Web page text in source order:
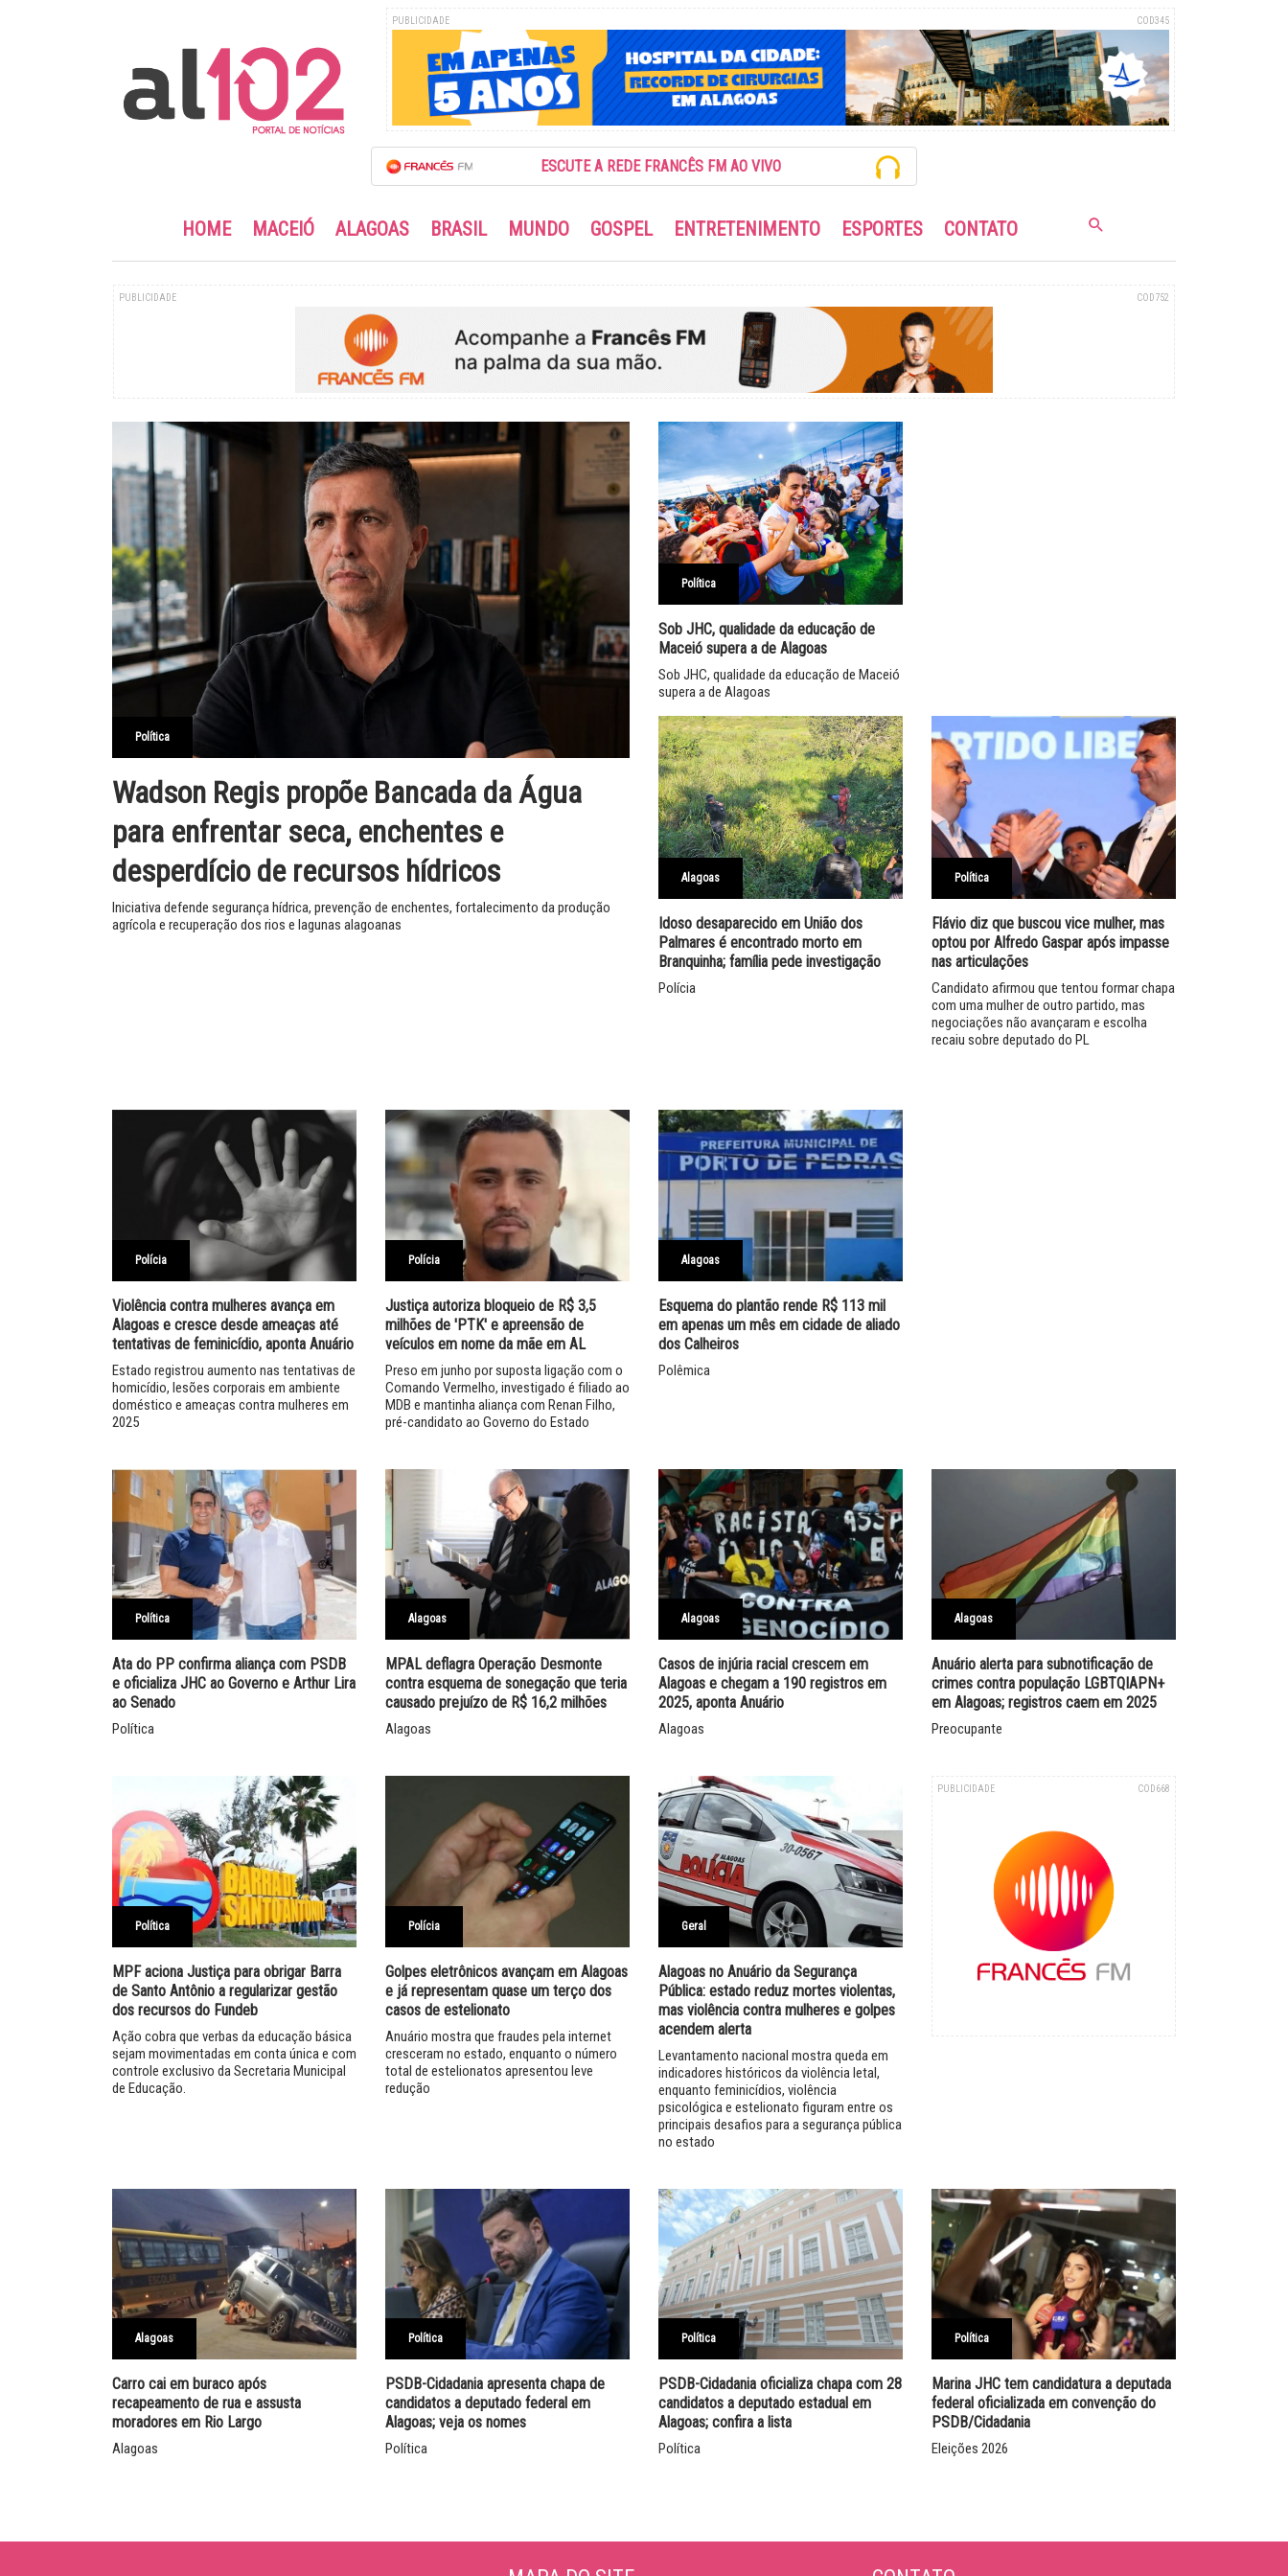
PUBLICIDADE COD345
ESCUTE A REDE FRANCÊS FM AO VIVO
HOME MACEIÓ ALAGOAS BRASIL MUNDO GOSPEL ENTRETENIMENTO ESPORTES CONTATO
PUBLICIDADE COD752
Política
Wadson Regis propõe Bancada da Água
para enfrentar seca, enchentes e
desperdício de recursos hídricos
Iniciativa defende segurança hídrica, prevenção de enchentes, fortalecimento da produção
agrícola e recuperação dos rios e lagunas alagoanas
Política
Sob JHC, qualidade da educação de
Maceió supera a de Alagoas
Sob JHC, qualidade da educação de Maceió
supera a de Alagoas
Alagoas
Idoso desaparecido em União dos
Palmares é encontrado morto em
Branquinha; família pede investigação
Polícia
Política
Flávio diz que buscou vice mulher, mas
optou por Alfredo Gaspar após impasse
nas articulações
Candidato afirmou que tentou formar chapa
com uma mulher de outro partido, mas
negociações não avançaram e escolha
recaiu sobre deputado do PL
Polícia
Violência contra mulheres avança em
Alagoas e cresce desde ameaças até
tentativas de feminicídio, aponta Anuário
Estado registrou aumento nas tentativas de
homicídio, lesões corporais em ambiente
doméstico e ameaças contra mulheres em
2025
Polícia
Justiça autoriza bloqueio de R$ 3,5
milhões de 'PTK' e apreensão de
veículos em nome da mãe em AL
Preso em junho por suposta ligação com o
Comando Vermelho, investigado é filiado ao
MDB e mantinha aliança com Renan Filho,
pré-candidato ao Governo do Estado
Alagoas
Esquema do plantão rende R$ 113 mil
em apenas um mês em cidade de aliado
dos Calheiros
Polêmica
Política
Ata do PP confirma aliança com PSDB
e oficializa JHC ao Governo e Arthur Lira
ao Senado
Política
Alagoas
MPAL deflagra Operação Desmonte
contra esquema de sonegação que teria
causado prejuízo de R$ 16,2 milhões
Alagoas
Alagoas
Casos de injúria racial crescem em
Alagoas e chegam a 190 registros em
2025, aponta Anuário
Alagoas
Alagoas
Anuário alerta para subnotificação de
crimes contra população LGBTQIAPN+
em Alagoas; registros caem em 2025
Preocupante
Política
MPF aciona Justiça para obrigar Barra
de Santo Antônio a regularizar gestão
dos recursos do Fundeb
Ação cobra que verbas da educação básica
sejam movimentadas em conta única e com
controle exclusivo da Secretaria Municipal
de Educação.
Polícia
Golpes eletrônicos avançam em Alagoas
e já representam quase um terço dos
casos de estelionato
Anuário mostra que fraudes pela internet
cresceram no estado, enquanto o número
total de estelionatos apresentou leve
redução
Geral
Alagoas no Anuário da Segurança
Pública: estado reduz mortes violentas,
mas violência contra mulheres e golpes
acendem alerta
Levantamento nacional mostra queda em
indicadores históricos da violência letal,
enquanto feminicídios, violência
psicológica e estelionato figuram entre os
principais desafios para a segurança pública
no estado
PUBLICIDADE COD668
Alagoas
Carro cai em buraco após
recapeamento de rua e assusta
moradores em Rio Largo
Alagoas
Política
PSDB-Cidadania apresenta chapa de
candidatos a deputado federal em
Alagoas; veja os nomes
Política
Política
PSDB-Cidadania oficializa chapa com 28
candidatos a deputado estadual em
Alagoas; confira a lista
Política
Política
Marina JHC tem candidatura a deputada
federal oficializada em convenção do
PSDB/Cidadania
Eleições 2026